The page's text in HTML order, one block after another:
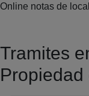
Online notas de
Tramites
Propiedad